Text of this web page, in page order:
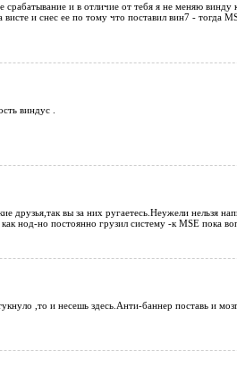
и в отличие от тебя я не меняю
и снес ее по тому что поставил вин7 - тогда
виндус .
друзья,так вы за них ругаетесь.Неужели нельзя
нод-но постоянно грузил систему -к MSE пока
,то и несешь здесь.Анти-баннер поставь и